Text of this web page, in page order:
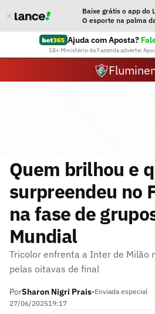
Baixe grátis o app do
O esporte na palma
Ajuda com Aposta?
18+ Ministério da Fazenda adverte:
Quem brilhou e
surpreendeu no
na fase de
Mundial
Tricolor enfrenta a Inter de Milão
pelas oitavas de final
PorSharon Nigri Prais•Enviada especial
27/06/202519:17